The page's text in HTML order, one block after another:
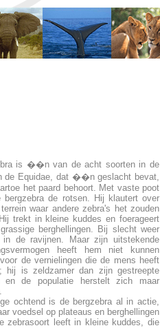
is ��n van de acht soorten in de
de Equidae, dat ��n geslacht bevat,
het paard behoort. Met vaste poot
bergzebra de rotsen. Hij klautert over
waar andere zebra's het zouden
trekt in kleine kuddes en foerageert
berghellingen. Bij slecht weer
de ravijnen. Maar zijn uitstekende
heeft hem niet kunnen
voor de vernielingen die de mens heeft
hij is zeldzamer dan zijn gestreepte
en de populatie herstelt zich maar
ochtend is de bergzebra al in actie,
voedsel op plateaus en berghellingen
zebrasoort leeft in kleine kuddes, die